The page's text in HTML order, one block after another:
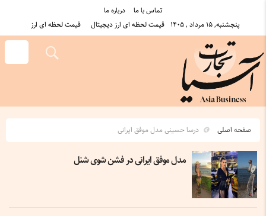
درباره ما
تماس با ما
پنجشنبه, ۱۵ مرداد , ۱۴۰۵
قیمت لحظه ای ارز دیجیتال قیمت لحظه ای ارز
صفحه اصلی درسا حسینی مدل موفق ایرانی
مدل موفق ایرانی در فشن شوی شنل